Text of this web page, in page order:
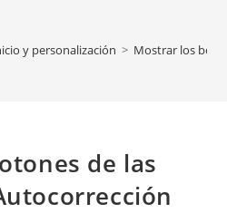
y personalización > Mostrar los
de las